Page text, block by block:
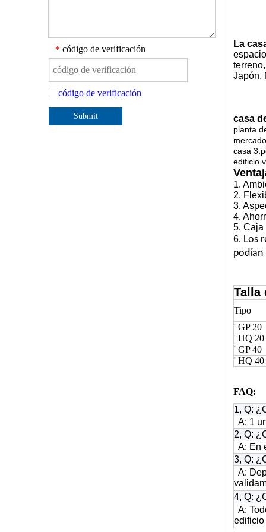
* código de verificación
Submit
La
Japón,
casa
planta
casa
edificio
1.
2.
3.
4.
5. Caja
6. Los
podían
Talla
Tipo
' GP 20
' HQ 20
' GP 40
' HQ 40
FAQ:
1, Q:
A: 1
2, Q:
A: En
3, Q:
A:
4, Q:
A:
edificio